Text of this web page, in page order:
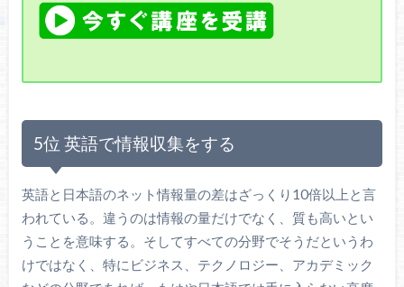
5位 英語で情報収集をする
英語と日本語のネット情報量の差はざっくり10倍以上と言
われている。違うのは情報の量だけでなく、質も高いとい
うことを意味する。そしてすべての分野でそうだというわ
けではなく、特にビジネス、テクノロジー、アカデミック